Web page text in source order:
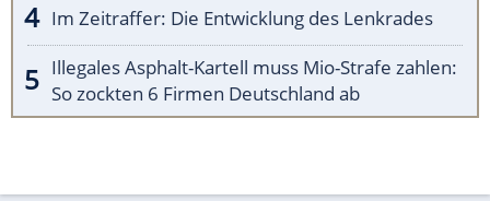
Im Zeitraffer: Die Entwicklung des Lenkrades
Illegales Asphalt-Kartell muss Mio-Strafe zahlen:
So zockten 6 Firmen Deutschland ab